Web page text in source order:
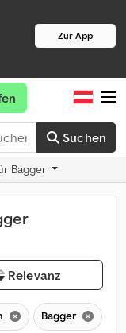
Zur App
Suchen
Bagger
Relevanz
Bagger